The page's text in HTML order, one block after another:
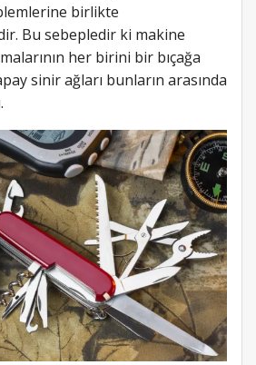
birlikte
Bu sebepledir ki makine
her birini bir bıçağa
sinir ağları bunların arasında